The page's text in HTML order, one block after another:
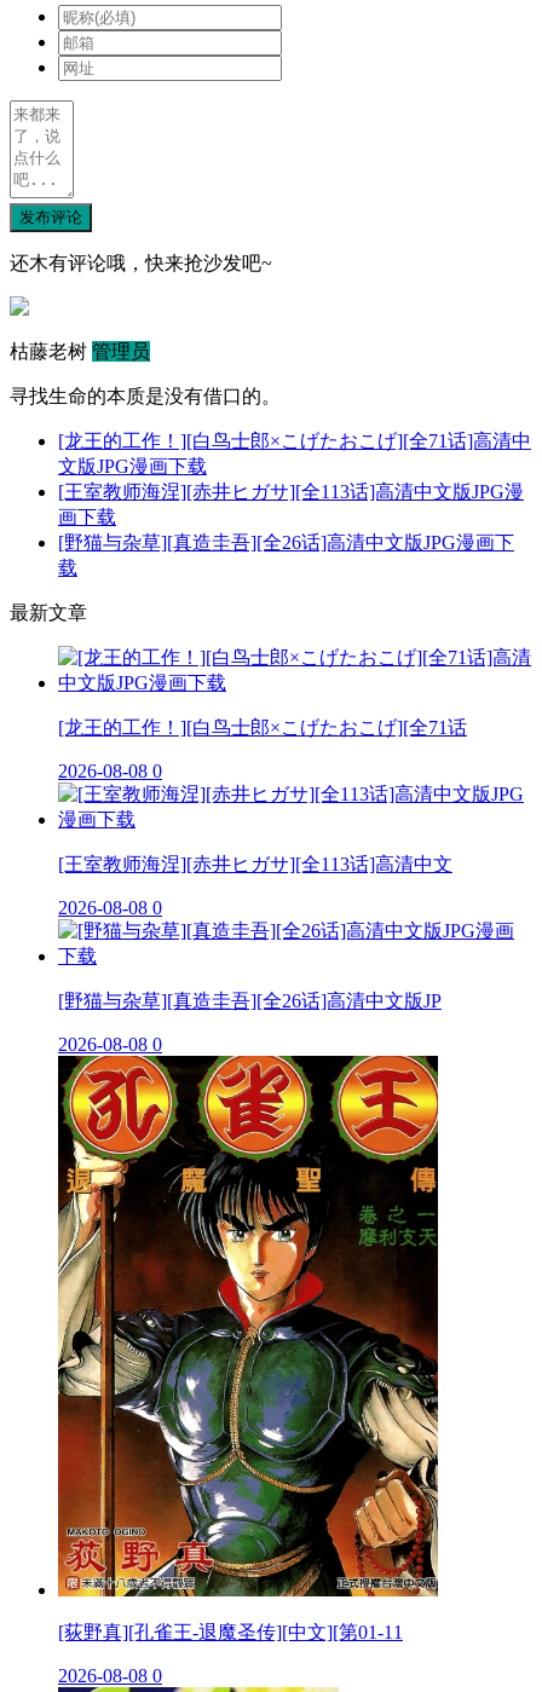
发布评论
还木有评论哦，快来抢沙发吧~
枯藤老树 管理员
寻找生命的本质是没有借口的。
[龙王的工作！][白鸟士郎×こげたおこげ][全71话]高清中
文版JPG漫画下载
[王室教师海涅][赤井ヒガサ][全113话]高清中文版JPG漫
画下载
[野猫与杂草][真造圭吾][全26话]高清中文版JPG漫画下
载
最新文章
[龙王的工作！][白鸟士郎×こげたおこげ][全71话
2026-08-08 0
[王室教师海涅][赤井ヒガサ][全113话]高清中文
2026-08-08 0
[野猫与杂草][真造圭吾][全26话]高清中文版JP
2026-08-08 0
[荻野真][孔雀王-退魔圣传][中文][第01-11
2026-08-08 0